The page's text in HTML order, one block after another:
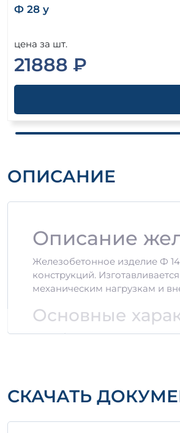
Ф 28 у
цена за шт.
21888 ₽
ОПИСАНИЕ
Описание
Железобетонное изделие Ф
конструкций.
механическим нагрузкам и
Основные
Объем: 0,274 м3
Вес: 685 кг
Габариты: 1400 мм x 800
СКАЧАТЬ